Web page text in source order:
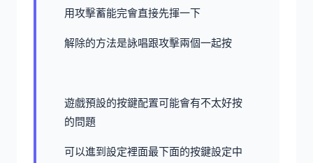
用攻擊蓄能完會直接先揮一下
解除的方法是詠唱跟攻擊兩個一起按
遊戲預設的按鍵配置可能會有不太好按
的問題
可以進到設定裡面最下面的按鍵設定中